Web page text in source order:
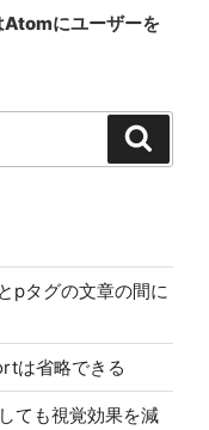
にユーザーを
pタグの文章の間に
は省略できる
ても視覚効果を減